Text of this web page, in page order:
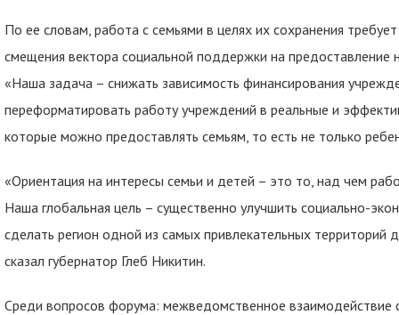
По ее словам, работа с семьями в целях их сохранения
смещения вектора социальной поддержки на
«Наша задача – снижать зависимость финансирования
переформатировать работу учреждений в реальные и
которые можно предоставлять семьям, то есть не только
«Ориентация на интересы семьи и детей – это то, над чем
Наша глобальная цель – существенно улучшить социально-
сделать регион одной из самых привлекательных
сказал губернатор Глеб Никитин.
Среди вопросов форума: межведомственное взаимодействие